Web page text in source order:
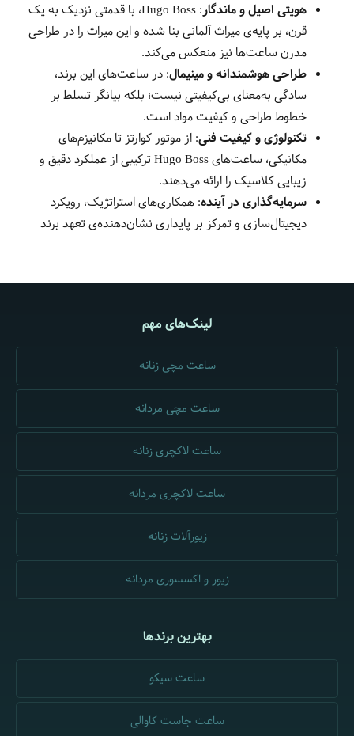
هویتی اصیل و ماندگار
: Hugo Boss، با قدمتی نزدیک به یک
قرن، بر پایه‌ی میراث آلمانی بنا شده و این میراث را در طراحی
مدرن ساعت‌ها نیز منعکس می‌کند.
طراحی هوشمندانه و مینیمال: در ساعت‌های این برند،
سادگی به‌معنای بی‌کیفیتی نیست؛ بلکه بیانگر تسلط بر
خطوط طراحی و کیفیت مواد است.
تکنولوژی و کیفیت فنی: از موتور کوارتز تا مکانیزم‌های
مکانیکی، ساعت‌های Hugo Boss ترکیبی از عملکرد دقیق و
زیبایی کلاسیک را ارائه می‌دهند.
سرمایه‌گذاری در آینده: همکاری‌های استراتژیک، رویکرد
دیجیتال‌سازی و تمرکز بر پایداری نشان‌دهنده‌ی تعهد برند
لینک‌های مهم
ساعت مچی زنانه
ساعت مچی مردانه
ساعت لاکچری زنانه
ساعت لاکچری مردانه
زیورآلات زنانه
زیور و اکسسوری مردانه
بهترین برندها
ساعت سیکو
ساعت جاست کاوالی